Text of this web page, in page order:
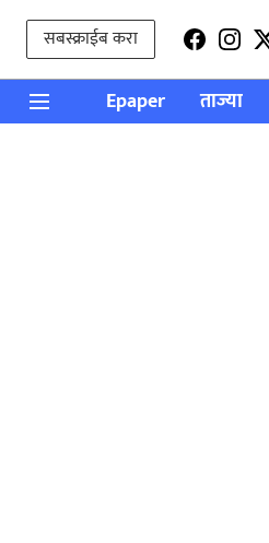
सबस्क्राईब करा
Epaper ताज्या